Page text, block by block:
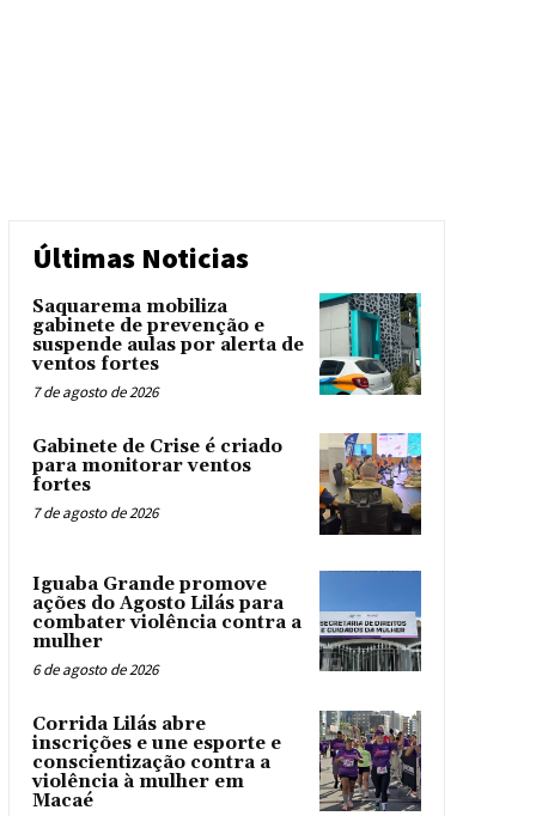
Últimas Noticias
Saquarema mobiliza
gabinete de prevenção e
suspende aulas por alerta de
ventos fortes
7 de agosto de 2026
Gabinete de Crise é criado
para monitorar ventos
fortes
7 de agosto de 2026
Iguaba Grande promove
ações do Agosto Lilás para
combater violência contra a
mulher
6 de agosto de 2026
Corrida Lilás abre
inscrições e une esporte e
conscientização contra a
violência à mulher em
Macaé